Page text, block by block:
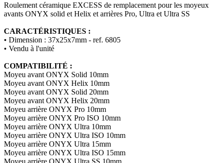
Roulement céramique EXCESS de remplacement pour les moyeux
avants ONYX solid et Helix et arrières Pro, Ultra et Ultra SS
CARACTÉRISTIQUES :
• Dimension : 37x25x7mm - ref. 6805
• Vendu à l'unité
COMPATIBILITÉ :
Moyeu avant ONYX Solid 10mm
Moyeu avant ONYX Helix 10mm
Moyeu avant ONYX Solid 20mm
Moyeu avant ONYX Helix 20mm
Moyeu arrière ONYX Pro 10mm
Moyeu arrière ONYX Pro ISO 10mm
Moyeu arrière ONYX Ultra 10mm
Moyeu arrière ONYX Ultra ISO 10mm
Moyeu arrière ONYX Ultra 15mm
Moyeu arrière ONYX Ultra ISO 15mm
Moyeu arrière ONYX Ultra SS 10mm